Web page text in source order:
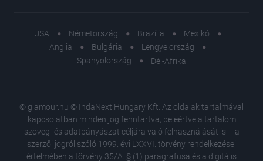
USA Németország Brazília
Mexikó
Anglia
Bulgária
Lengyelország
Spanyolország
Dél-Afrika
© glamour.hu © IndaNext Hungary Kft. Az oldalak tartalmával
kapcsolatban minden jog fenntartva, beleértve a tartalom
szöveg- és adatbányászat céljára való felhasználását is – a
szerzői jogról szóló 1999. évi LXXVI. törvény rendelkezései
értelmében a törvény 35/A. § (1) paragrafusa és a digitális